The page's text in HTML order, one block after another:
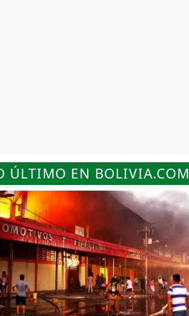
ÚLTIMO EN BOLIVIA.COM